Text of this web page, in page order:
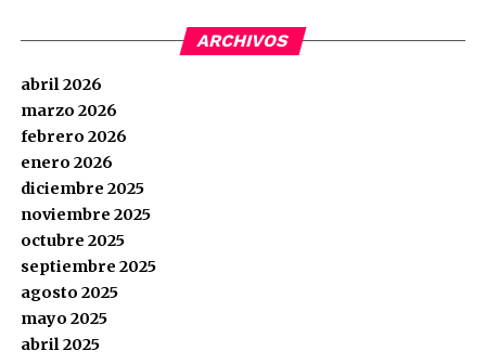
ARCHIVOS
abril 2026
marzo 2026
febrero 2026
enero 2026
diciembre 2025
noviembre 2025
octubre 2025
septiembre 2025
agosto 2025
mayo 2025
abril 2025